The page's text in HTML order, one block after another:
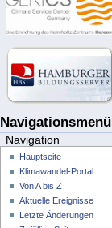
Navigationsmenü
Navigation
Hauptseite
Klimawandel-Portal
Von A bis Z
Aktuelle Ereignisse
Letzte Änderungen